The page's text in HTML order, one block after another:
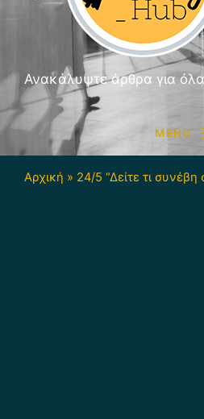
Ανακάλυψτε άρθρα για
MENU
Αρχική » 24/5 “Δείτε τι